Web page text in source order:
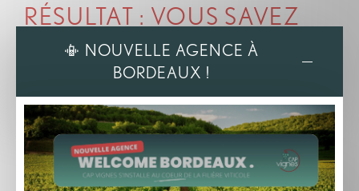
RÉSULTAT : VOUS SAVEZ
EXACTEMENT QUOI
PRODUIRE
📳 NOUVELLE AGENCE À
BORDEAUX !